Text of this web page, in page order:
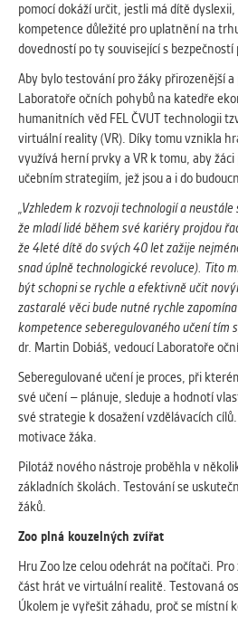
Slouží pro získávání
statistických údajů, které nám
vylepšovat naše aplikace.
cookies systémů třetích stran,
těmto účelům využíváme.
MARKETINGOVÉ
Využívané za účelem zobrazení
Vašich preferencí. Zpravidla
cookies systémů třetích stran,
s analýzou uživatelského
pomáhají.
OSTATNÍ
Cookies, které aplikace
Naším cílem je, aby tato
zůstala prázdná a všechny
přiřazeny do některé z kategorií
uvedených výše.
pomocí dokáží určit, jestli má dítě
kompetence důležité pro uplatnění na
dovedností po ty související s bezpečností
Aby bylo testování pro žáky přirozenější
Laboratoře očních pohybů na katedře
humanitních věd FEL ČVUT technologii
virtuální reality (VR). Díky tomu vznikla
využívá herní prvky a VR k tomu, aby
učebním strategiím, jež jsou a i do
„Vzhledem k rozvoji technologií a neustále
že mladí lidé během své kariéry projdou
že 4leté dítě do svých 40 let zažije
snad úplně technologické revoluce). Tito
být schopni se rychle a efektivně učit
zastaralé věci bude nutné rychle
kompetence seberegulovaného učení tím
dr. Martin Dobiáš, vedoucí Laboratoře
Seberegulované učení je proces, při
své učení – plánuje, sleduje a hodnotí
své strategie k dosažení vzdělávacích
motivace žáka.
Pilotáž nového nástroje proběhla v
základních školách. Testování se
žáků.
Zoo plná kouzelných zvířat
Hru Zoo lze celou odehrát na počítači.
část hrát ve virtuální realitě. Testovaná
Úkolem je vyřešit záhadu, proč se místní